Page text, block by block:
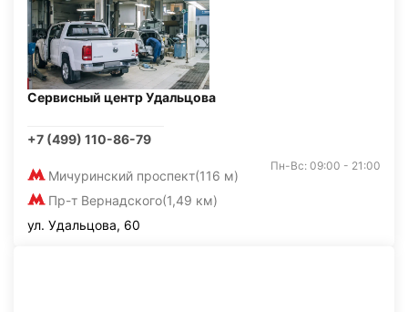
Сервисный центр Удальцова
+7 (499) 110-86-79
Мичуринский проспект(116 м)
Пр-т Вернадского(1,49 км)
Пн-Вс: 09:00 - 21:00
ул. Удальцова, 60